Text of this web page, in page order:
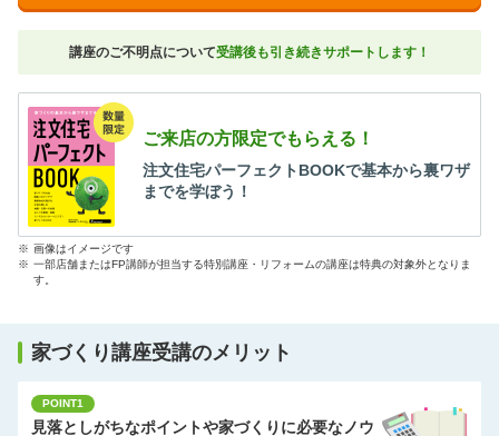
で、気になるポイントをわかりやすくお教えします。
「わが家の予算で建てられるのかしら…」と不安な人にもおすす
めです。講座のご不明点について受講後も引き続きサポートします！
ご来店の方限定でもらえる！
注文住宅パーフェクトBOOKで基本から裏ワザ
までを学ぼう！
※ 画像はイメージです
※ 一部店舗またはFP講師が担当する特別講座・リフォームの講座は特典の対象外となりま
す。
家づくり講座受講のメリット
POINT1
見落としがちなポイントや家づくりに必要なノウ